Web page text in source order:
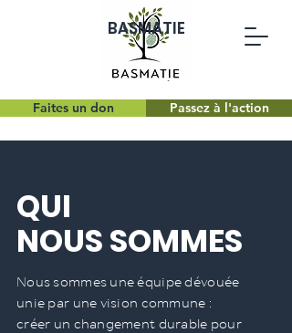
BASMATIE
Faites un don Passez à l'action
QUI
NOUS SOMMES
Nous sommes une équipe dévouée
unie par une vision commune :
créer un changement durable pour